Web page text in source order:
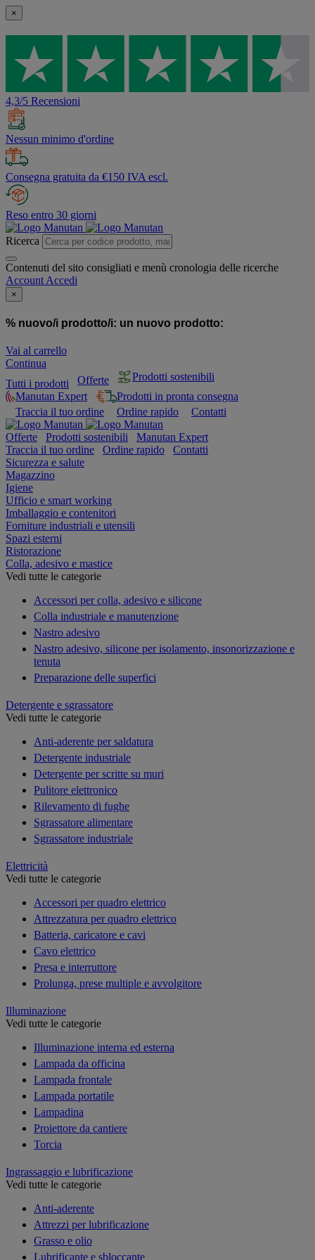
×
4,3/5 Recensioni
Nessun minimo d'ordine
Consegna gratuita da €150 IVA escl.
Reso entro 30 giorni
Ricerca
Contenuti del sito consigliati e menù cronologia delle ricerche
Account Accedi
×
% nuovo/i prodotto/i: un nuovo prodotto:
Vai al carrello
Continua
Tutti i prodotti
Offerte
Prodotti sostenibili
Manutan Expert
Prodotti in pronta consegna
Traccia il tuo ordine
Ordine rapido Contatti
Offerte Prodotti sostenibili
Manutan Expert
Traccia il tuo ordine
Ordine rapido
Contatti
Sicurezza e salute
Magazzino
Igiene
Ufficio e smart working
Imballaggio e contenitori
Forniture industriali e utensili
Spazi esterni
Ristorazione
Colla, adesivo e mastice
Vedi tutte le categorie
Accessori per colla, adesivo e silicone
Colla industriale e manutenzione
Nastro adesivo
Nastro adesivo, silicone per isolamento, insonorizzazione e
tenuta
Preparazione delle superfici
Detergente e sgrassatore
Vedi tutte le categorie
Anti-aderente per saldatura
Detergente industriale
Detergente per scritte su muri
Pulitore elettronico
Rilevamento di fughe
Sgrassatore alimentare
Sgrassatore industriale
Elettricità
Vedi tutte le categorie
Accessori per quadro elettrico
Attrezzatura per quadro elettrico
Batteria, caricatore e cavi
Cavo elettrico
Presa e interruttore
Prolunga, prese multiple e avvolgitore
Illuminazione
Vedi tutte le categorie
Illuminazione interna ed esterna
Lampada da officina
Lampada frontale
Lampada portatile
Lampadina
Proiettore da cantiere
Torcia
Ingrassaggio e lubrificazione
Vedi tutte le categorie
Anti-aderente
Attrezzi per lubrificazione
Grasso e olio
Lubrificante e sbloccante